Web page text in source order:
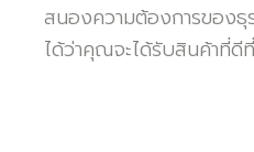
สนองความต้องการของ
ได้ว่าคุณจะได้รับสินค้าที่ดี